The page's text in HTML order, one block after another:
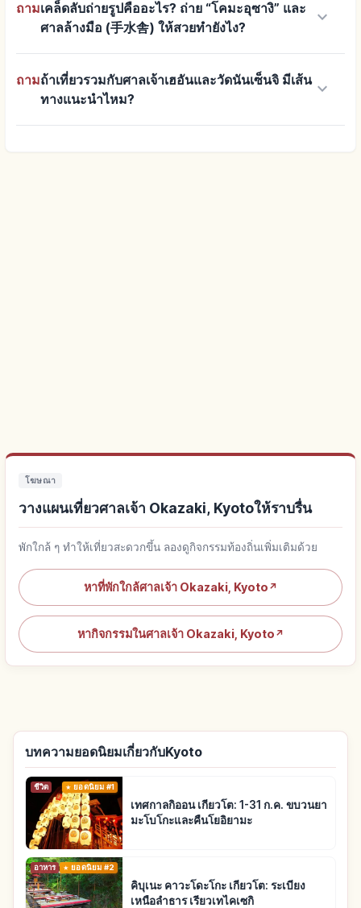
ถามเคล็ดลับถ่ายรูปคืออะไร? ถ่าย “โคมะอุซางิ” และ
ศาลล้างมือ (手水舎) ให้สวยทำยังไง?
keyboard_arrow_down
ถามถ้าเที่ยวรวมกับศาลเจ้าเฮอันและวัดนันเซ็นจิ มีเส้น
ทางแนะนำไหม?
keyboard_arrow_down
โฆษณา
วางแผนเที่ยวศาลเจ้า Okazaki, Kyotoให้ราบรื่น
พักใกล้ ๆ ทำให้เที่ยวสะดวกขึ้น ลองดูกิจกรรมท้องถิ่นเพิ่มเติมด้วย
หาที่พักใกล้ศาลเจ้า Okazaki, Kyoto ↗
หากิจกรรมในศาลเจ้า Okazaki, Kyoto ↗
บทความยอดนิยมเกี่ยวกับKyoto
ชีวิต ยอดนิยม #1
เทศกาลกิออน เกียวโต: 1-31 ก.ค. ขบวนยา
มะโบโกะและคืนโยอิยามะ
อาหาร ยอดนิยม #2
คิบุเนะ คาวะโดะโกะ เกียวโต: ระเบียง
เหนือลำธาร เรียวเทไคเซกิ